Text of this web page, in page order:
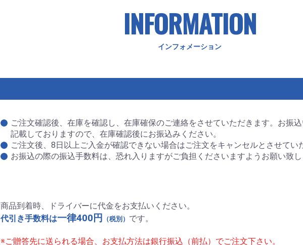
INFORMATION
インフォメーション
ご注文確認後、在庫を確認し、在庫確保のご連絡をさせていただきます。お振
記載しておりますので、在庫確認後にお振込みください。
ご注文後、8日以上ご入金が確認できない場合はご注文をキャンセルとさせてい
お振込の際の振込手数料は、恐れ入りますがご負担くださいますようお願い致
商品到着時、ドライバーに代金をお支払いください。
代引き手数料は一律400円 （税別） です。
※ご贈答先に送られる場合、お支払方法は銀行振込（前払）でご注文下さい。